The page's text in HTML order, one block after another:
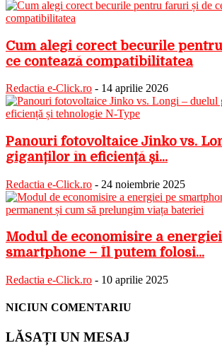
Cum alegi corect becurile
ce contează compatibilitatea
Redactia e-Click.ro - 14 aprilie 2026
Panouri fotovoltaice Jinko vs.
giganților în eficiență și...
Redactia e-Click.ro - 24 noiembrie 2025
Modul de economisire a
smartphone – Îl putem folosi...
Redactia e-Click.ro - 10 aprilie 2025
NICIUN COMENTARIU
LĂSAȚI UN MESAJ